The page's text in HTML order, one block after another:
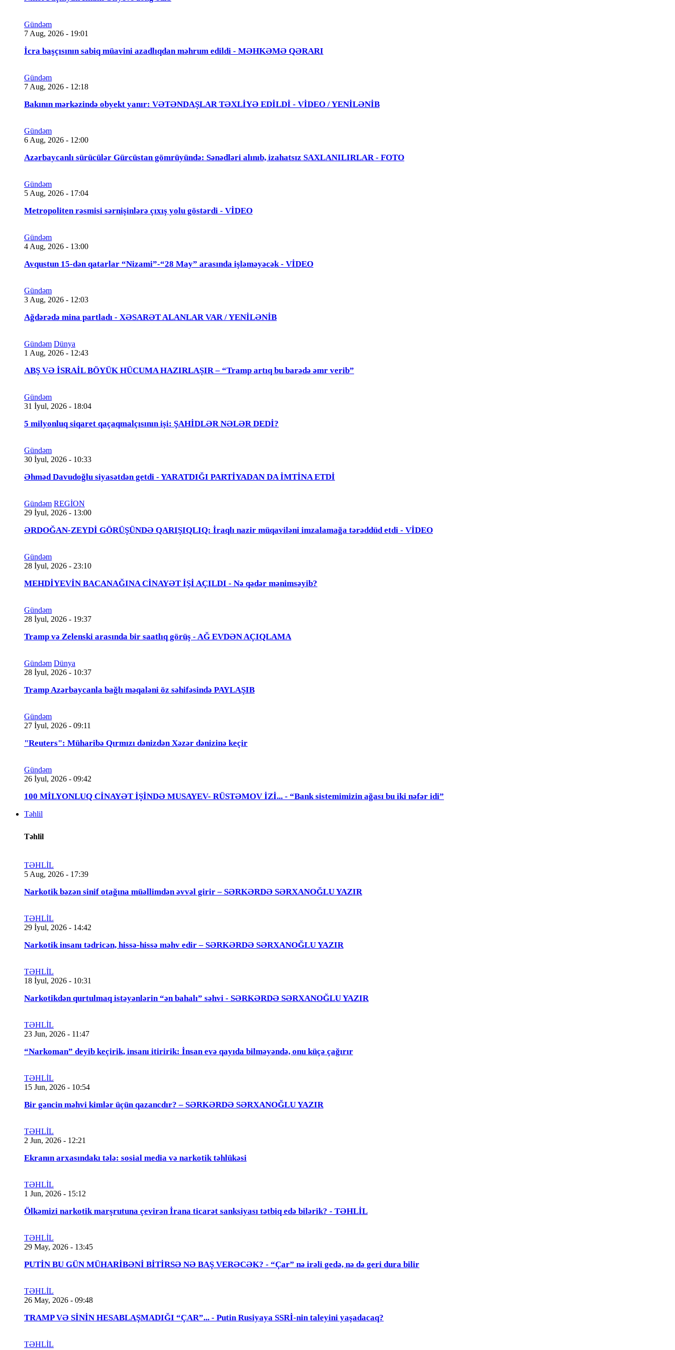
Gündəm
7 Aug, 2026 - 19:01
İcra başçısının sabiq müavini azadlıqdan məhrum edildi - MƏHKƏMƏ QƏRARI
Gündəm
7 Aug, 2026 - 12:18
Bakının mərkəzində obyekt yanır: VƏTƏNDAŞLAR TƏXLİYƏ EDİLDİ - VİDEO / YENİLƏNİB
Gündəm
6 Aug, 2026 - 12:00
Azərbaycanlı sürücülər Gürcüstan gömrüyündə: Sənədləri alınıb, izahatsız SAXLANILIRLAR - FOTO
Gündəm
5 Aug, 2026 - 17:04
Metropoliten rəsmisi sərnişinlərə çıxış yolu göstərdi - VİDEO
Gündəm
4 Aug, 2026 - 13:00
Avqustun 15-dən qatarlar “Nizami”-“28 May” arasında işləməyəcək - VİDEO
Gündəm
3 Aug, 2026 - 12:03
Ağdərədə mina partladı - XƏSARƏT ALANLAR VAR / YENİLƏNİB
Gündəm Dünya
1 Aug, 2026 - 12:43
ABŞ VƏ İSRAİL BÖYÜK HÜCUMA HAZIRLAŞIR – “Tramp artıq bu barədə əmr verib”
Gündəm
31 İyul, 2026 - 18:04
5 milyonluq siqaret qaçaqmalçısının işi: ŞAHİDLƏR NƏLƏR DEDİ?
Gündəm
30 İyul, 2026 - 10:33
Əhməd Davudoğlu siyasətdən getdi - YARATDIĞI PARTİYADAN DA İMTİNA ETDİ
Gündəm REGİON
29 İyul, 2026 - 13:00
ƏRDOĞAN-ZEYDİ GÖRÜŞÜNDƏ QARIŞIQLIQ: İraqlı nazir müqaviləni imzalamağa tərəddüd etdi - VİDEO
Gündəm
28 İyul, 2026 - 23:10
MEHDİYEVİN BACANAĞINA CİNAYƏT İŞİ AÇILDI - Nə qədər mənimsəyib?
Gündəm
28 İyul, 2026 - 19:37
Tramp və Zelenski arasında bir saatlıq görüş - AĞ EVDƏN AÇIQLAMA
Gündəm Dünya
28 İyul, 2026 - 10:37
Tramp Azərbaycanla bağlı məqaləni öz səhifəsində PAYLAŞIB
Gündəm
27 İyul, 2026 - 09:11
"Reuters": Müharibə Qırmızı dənizdən Xəzər dənizinə keçir
Gündəm
26 İyul, 2026 - 09:42
100 MİLYONLUQ CİNAYƏT İŞİNDƏ MUSAYEV- RÜSTƏMOV İZİ... - “Bank sistemimizin ağası bu iki nəfər idi”
Təhlil
Təhlil
TƏHLİL
5 Aug, 2026 - 17:39
Narkotik bəzən sinif otağına müəllimdən əvvəl girir – SƏRKƏRDƏ SƏRXANOĞLU YAZIR
TƏHLİL
29 İyul, 2026 - 14:42
Narkotik insanı tədricən, hissə-hissə məhv edir – SƏRKƏRDƏ SƏRXANOĞLU YAZIR
TƏHLİL
18 İyul, 2026 - 10:31
Narkotikdən qurtulmaq istəyənlərin “ən bahalı” səhvi - SƏRKƏRDƏ SƏRXANOĞLU YAZIR
TƏHLİL
23 Jun, 2026 - 11:47
“Narkoman” deyib keçirik, insanı itiririk: İnsan evə qayıda bilməyəndə, onu küçə çağırır
TƏHLİL
15 Jun, 2026 - 10:54
Bir gəncin məhvi kimlər üçün qazancdır? – SƏRKƏRDƏ SƏRXANOĞLU YAZIR
TƏHLİL
2 Jun, 2026 - 12:21
Ekranın arxasındakı tələ: sosial media və narkotik təhlükəsi
TƏHLİL
1 Jun, 2026 - 15:12
Ölkəmizi narkotik marşrutuna çevirən İrana ticarət sanksiyası tətbiq edə bilərik? - TƏHLİL
TƏHLİL
29 May, 2026 - 13:45
PUTİN BU GÜN MÜHARİBƏNİ BİTİRSƏ NƏ BAŞ VERƏCƏK? - “Çar” nə irəli gedə, nə də geri dura bilir
TƏHLİL
26 May, 2026 - 09:48
TRAMP VƏ SİNİN HESABLAŞMADIĞI “ÇAR”... - Putin Rusiyaya SSRİ-nin taleyini yaşadacaq?
TƏHLİL